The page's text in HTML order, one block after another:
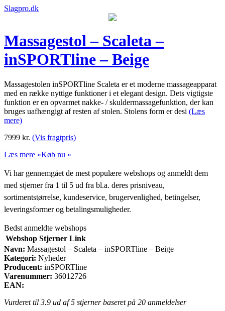
Slagpro.dk
Massagestol – Scaleta –
inSPORTline – Beige
Massagestolen inSPORTline Scaleta er et moderne massageapparat
med en række nyttige funktioner i et elegant design. Dets vigtigste
funktion er en opvarmet nakke- / skuldermassagefunktion, der kan
bruges uafhængigt af resten af stolen. Stolens form er desi (Læs
mere)
7999 kr. (Vis fragtpris)
Læs mere »Køb nu »
Vi har gennemgået de mest populære webshops og anmeldt dem
med stjerner fra 1 til 5 ud fra bl.a. deres prisniveau,
sortimentstørrelse, kundeservice, brugervenlighed, betingelser,
leveringsformer og betalingsmuligheder.
Bedst anmeldte webshops
Webshop Stjerner Link
Navn: Massagestol – Scaleta – inSPORTline – Beige
Kategori: Nyheder
Producent: inSPORTline
Varenummer: 36012726
EAN:
Vurderet til 3.9 ud af 5 stjerner baseret på 20 anmeldelser